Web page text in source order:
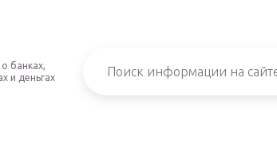
банках,
и деньгах